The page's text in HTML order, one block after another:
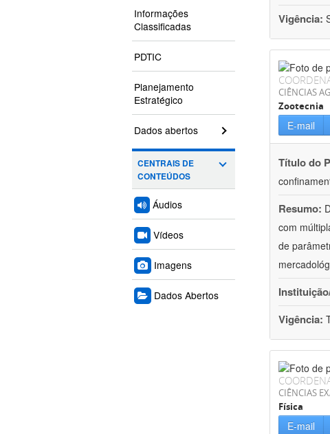
Informações
Classificadas
PDTIC
Planejamento
Estratégico
Dados abertos
CENTRAIS DE
CONTEÚDOS
Áudios
Vídeos
Imagens
Dados Abertos
Vigência:
CIÊNCIAS
Zootecnia
E-mail
Título do
Resumo:
com
de
Vigência:
CIÊNCIAS
Física
E-mail